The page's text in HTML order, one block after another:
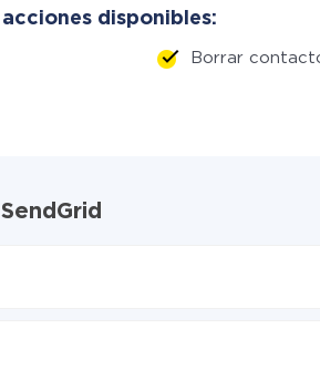
disponibles:
Borrar